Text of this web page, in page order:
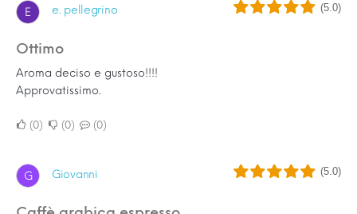
E e. pellegrino (5.0)
Ottimo
Aroma deciso e gustoso!!!!
Approvatissimo.
0 0 0
G Giovanni (5.0)